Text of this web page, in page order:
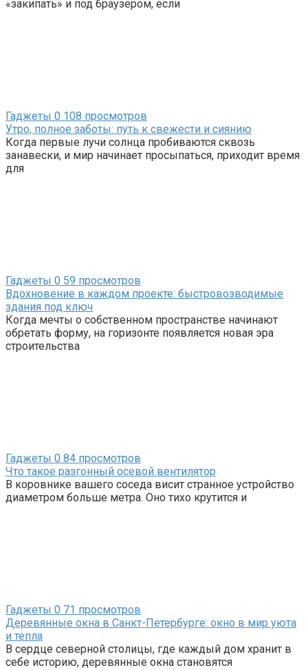
«закипать» и под браузером, если
Гаджеты 0 108 просмотров
Утро, полное заботы: путь к свежести и сиянию
Когда первые лучи солнца пробиваются сквозь
занавески, и мир начинает просыпаться, приходит время
для
Гаджеты 0 59 просмотров
Вдохновение в каждом проекте: быстровозводимые
здания под ключ
Когда мечты о собственном пространстве начинают
обретать форму, на горизонте появляется новая эра
строительства
Гаджеты 0 84 просмотров
Что такое разгонный осевой вентилятор
В коровнике вашего соседа висит странное устройство
диаметром больше метра. Оно тихо крутится и
Гаджеты 0 71 просмотров
Деревянные окна в Санкт-Петербурге: окно в мир уюта
и тепла
В сердце северной столицы, где каждый дом хранит в
себе историю, деревянные окна становятся